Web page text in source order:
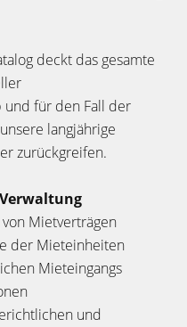
deckt das gesamte
und für den Fall der
langjährige
zurückgreifen.
Mietverträgen
der Mieteinheiten
Mieteingangs
und